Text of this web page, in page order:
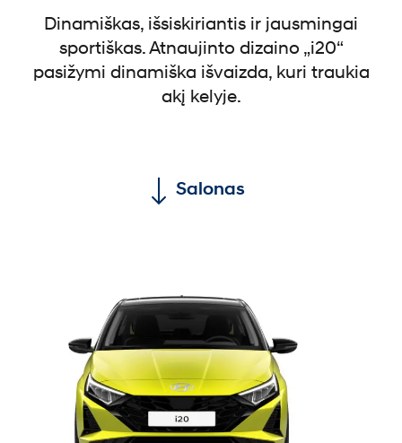
Dinamiškas, išsiskiriantis ir jausmingai
sportiškas. Atnaujinto dizaino „i20“
pasižymi dinamiška išvaizda, kuri traukia
akį kelyje.
Salonas